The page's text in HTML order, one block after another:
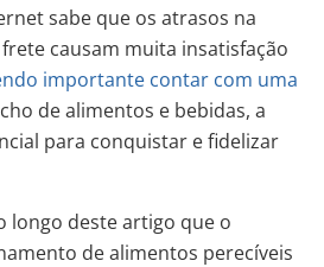
sabe que os atrasos na
causam muita insatisfação
importante contar com uma
de alimentos e bebidas, a
para conquistar e fidelizar
longo deste artigo que o
de alimentos perecíveis